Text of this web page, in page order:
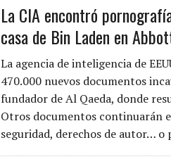
La CIA encontró
casa de Bin Laden en
La agencia de inteligencia de
470.000 nuevos documentos
fundador de Al Qaeda, donde
Otros documentos continuarán
seguridad, derechos de autor…